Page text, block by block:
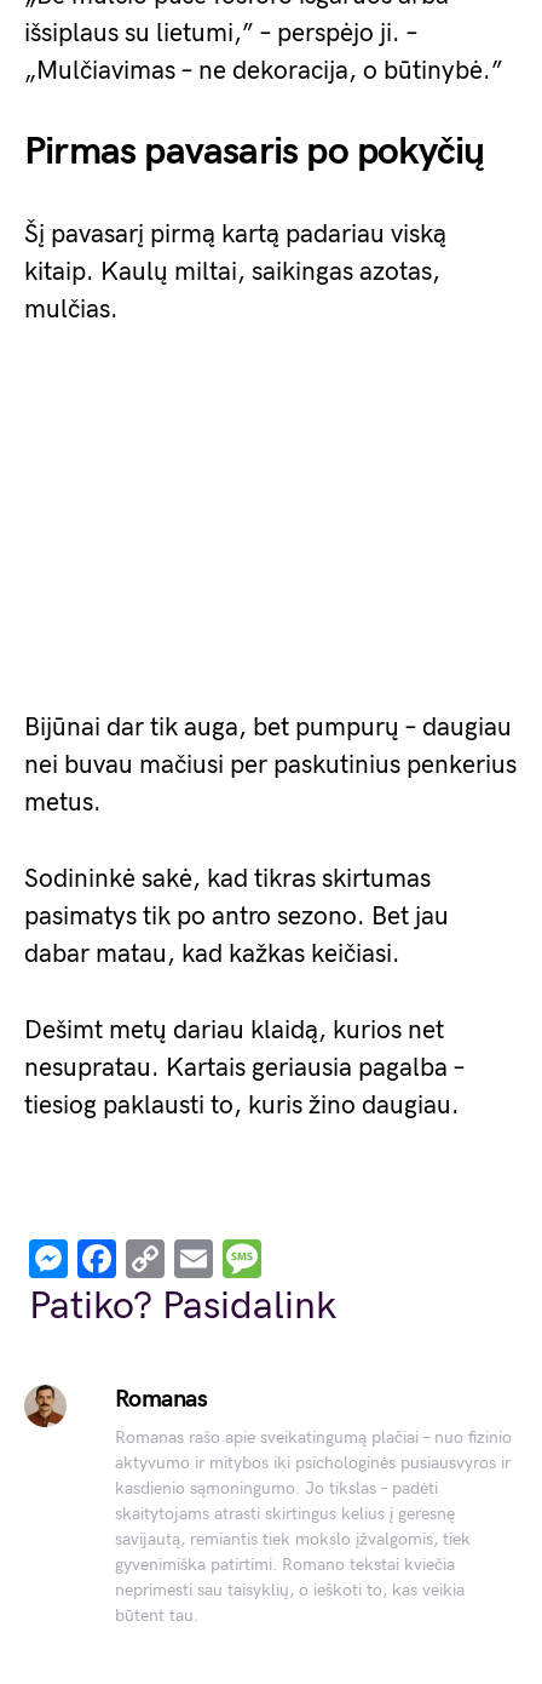
išsiplaus su lietumi,” – perspėjo ji. –
„Mulčiavimas – ne dekoracija, o būtinybė.”
Pirmas pavasaris po pokyčių
Šį pavasarį pirmą kartą padariau viską
kitaip. Kaulų miltai, saikingas azotas,
mulčias.
Bijūnai dar tik auga, bet pumpurų – daugiau
nei buvau mačiusi per paskutinius penkerius
metus.
Sodininkė sakė, kad tikras skirtumas
pasimatys tik po antro sezono. Bet jau
dabar matau, kad kažkas keičiasi.
Dešimt metų dariau klaidą, kurios net
nesupratau. Kartais geriausia pagalba –
tiesiog paklausti to, kuris žino daugiau.
Messenger
Facebook
Copy
Link
Email
Patiko? Pasidalink
Romanas
Romanas rašo apie sveikatingumą plačiai – nuo fizinio
aktyvumo ir mitybos iki psichologinės pusiausvyros ir
kasdienio sąmoningumo. Jo tikslas – padėti
skaitytojams atrasti skirtingus kelius į geresnę
savijautą, remiantis tiek mokslo įžvalgomis, tiek
gyvenimiška patirtimi. Romano tekstai kviečia
neprimesti sau taisyklių, o ieškoti to, kas veikia
būtent tau.